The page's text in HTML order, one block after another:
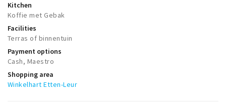
Sign in
Kitchen
Koffie met Gebak
Facilities
Terras of binnentuin
Payment options
Cash, Maestro
Shopping area
Winkelhart Etten-Leur